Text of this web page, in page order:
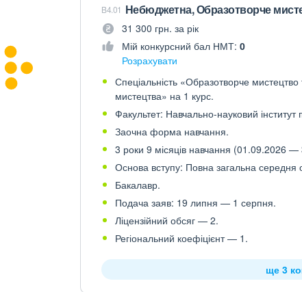
B4.01 Небюджетна, Образотворче
31 300 грн. за рік
Мій конкурсний бал НМТ: 0
Розрахувати
Спеціальність «Образотворче мистецтво
мистецтва» на 1 курс.
Факультет: Навчально-науковий інститут
Заочна форма навчання.
3 роки 9 місяців навчання (01.09.2026
Основа вступу: Повна загальна середня
Бакалавр.
Подача заяв: 19 липня — 1 серпня.
Ліцензійний обсяг — 2.
Регіональний коефіцієнт — 1.
ще 3